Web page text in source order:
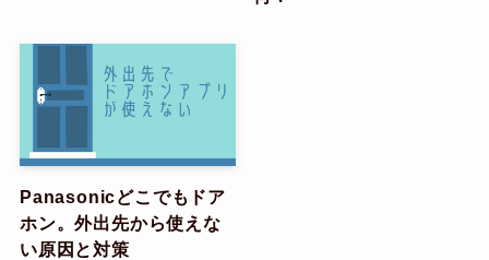
Panasonicどこでもドア
ホン。外出先から使えな
い原因と対策